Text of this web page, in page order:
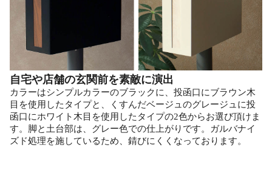
自宅や店舗の玄関前を素敵に演出
カラーはシンプルカラーのブラックに、投函口にブラウン木
目を使用したタイプと、くすんだベージュのグレージュに投
函口にホワイト木目を使用したタイプの2色からお選び頂けま
す。脚と土台部は、グレー色での仕上がりです。ガルバナイ
ズド処理を施しているため、錆びにくくなっております。